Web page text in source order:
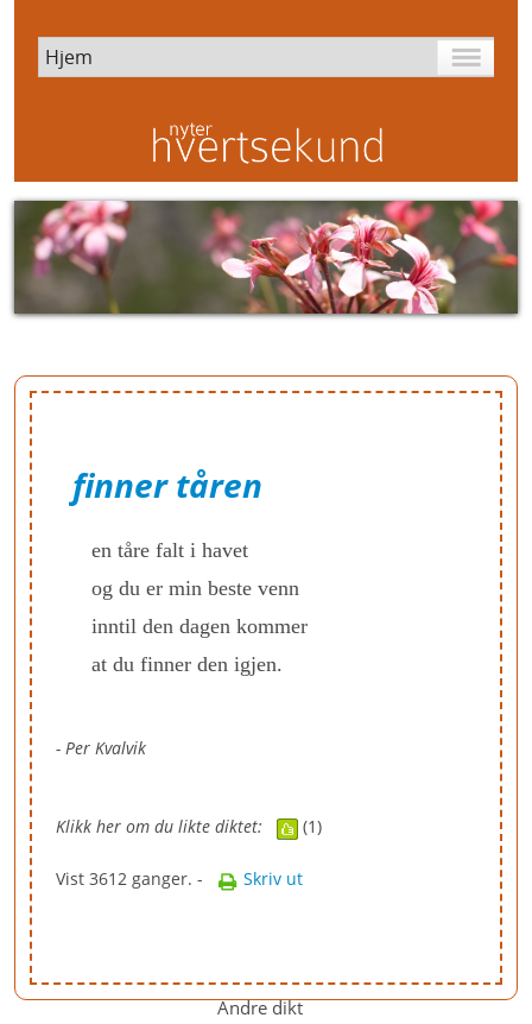
finner tåren
en tåre falt i havet
og du er min beste venn
inntil den dagen kommer
at du finner den igjen.
- Per Kvalvik
Klikk her om du likte diktet: (1)
Vist 3612 ganger. - Skriv ut
Andre dikt